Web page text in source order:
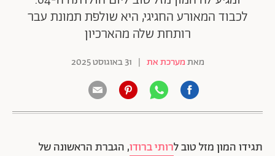
לכבוד המאורע החגיגי, היא שולפת תמונת עבר
רותחת שלה מהארכיון
מאתמערכת את | 31 באוגוסט 2025
תגידו המון מזל טוב לרותי ברודו, הגברת הראשונה של